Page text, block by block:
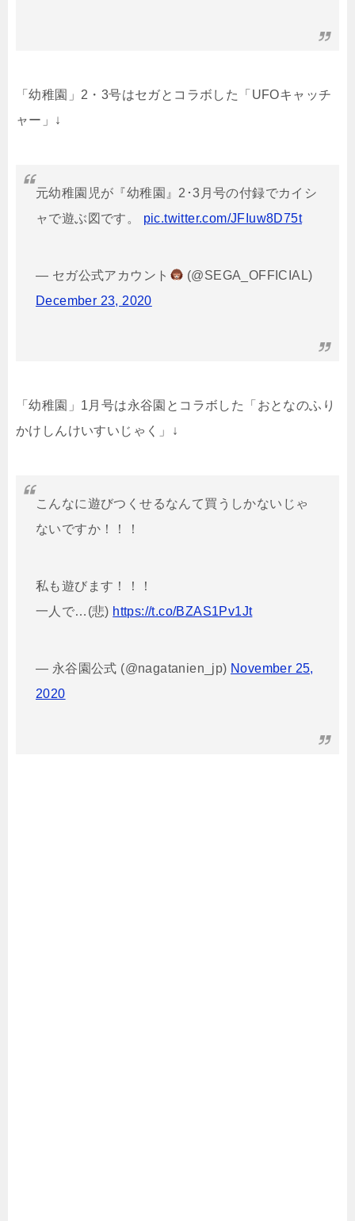
「幼稚園」2・3号はセガとコラボした「UFOキャッチ
ャー」↓
元幼稚園児が『幼稚園』2･3月号の付録でカイシ
ャで遊ぶ図です。 pic.twitter.com/JFIuw8D75t
— セガ公式アカウント
(@SEGA_OFFICIAL)
December 23, 2020
「幼稚園」1月号は永谷園とコラボした「おとなのふり
かけしんけいすいじゃく」↓
こんなに遊びつくせるなんて買うしかないじゃ
ないですか！！！
私も遊びます！！！
一人で…(悲) https://t.co/BZAS1Pv1Jt
— 永谷園公式 (@nagatanien_jp) November 25,
2020